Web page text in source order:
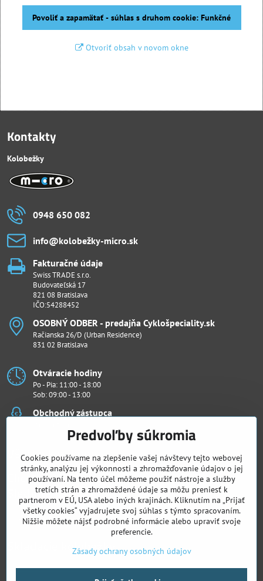
Povoliť a zapamätať - súhlas s druhom cookie: Funkčné
Otvoriť obsah v novom okne
Kontakty
Kolobežky
0948 650 082
info​@kolobežky-micro​.sk
Fakturačné údaje
Swiss TRADE s.r.o.
Budovateľská 17
821 08 Bratislava
IČO:54288452
OSOBNÝ ODBER - predajňa Cyklošpeciality​.sk
Račianska 26/D (Urban Residence)
831 02 Bratislava
Otváracie hodiny
Po - Pia: 11:00 - 18:00
Sob: 09:00 - 13:00
Obchodný zástupca
Všetko k nákupu
Chcete vidieť naše novinky ako prví?
Sledujte nás
Facebook Instagram
Skladacie kolobežky
Predvoľby súkromia
Cookies používame na zlepšenie vašej návštevy tejto webovej
stránky, analýzu jej výkonnosti a zhromažďovanie údajov o jej
používaní. Na tento účel môžeme použiť nástroje a služby
tretích strán a zhromaždené údaje sa môžu preniesť k
partnerom v EÚ, USA alebo iných krajinách. Kliknutím na „Prijať
všetky cookies“ vyjadrujete svoj súhlas s týmto spracovaním.
Nižšie môžete nájsť podrobné informácie alebo upraviť svoje
preferencie.
Zásady ochrany osobných údajov